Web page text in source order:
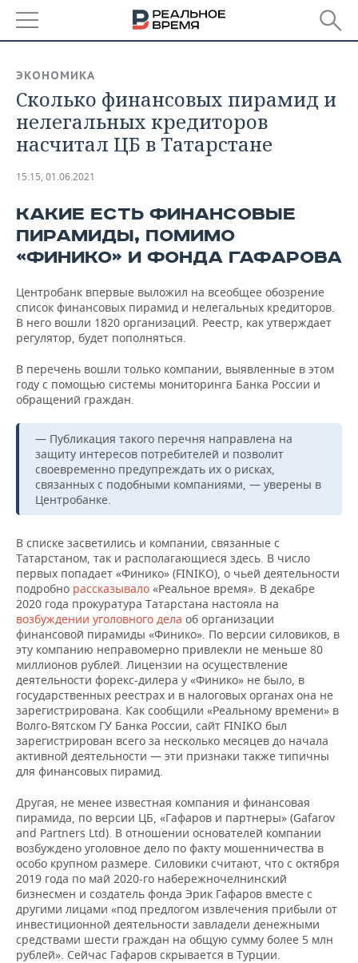
БАШКОРТОСТАН
ТАТАРСТАН
НОВОСТИ
АНАЛИТИКА
ДЕКЛАРАЦИИ О ДОХОДАХ
КОРОЛИ ГОСЗАКАЗА ПФО
КОМУ ПРИНАДЛЕЖАТ
ТОРГОВЫЕ ЦЕНТРЫ
ТАТАРСТАНА
НОВОСТИ ЭКОНОМИКИ
ФИНАНСЫ
БЮДЖЕТ
ПРОМЫШЛЕННОСТЬ
НОВОСТИ
ПРОМЫШЛЕННОСТИ
АГРОПРОМ
МАШИНОСТРОЕНИЕ
НЕФТЕХИМИЯ
НЕФТЬ
ОПК
ЭНЕРГЕТИКА
НЕДВИЖИМОСТЬ
НОВОСТИ АВТО
БИЗНЕС
РОЗНИЧНАЯ ТОРГОВЛЯ
ТРАНСПОРТ
УСЛУГИ
НОВОСТИ ТЕХНОЛОГИЙ
IT
МЕДИА
ТЕЛЕКОММУНИКАЦИИ
МЕРОПРИЯТИЯ
НОВОСТИ МЕРОПРИЯТИЙ
ВЫЕЗДНАЯ РЕДАКЦИЯ
БИЗНЕС-БРАНЧИ
ONLINE-КОНФЕРЕНЦИИ
ОТКРЫТАЯ ЛЕКЦИЯ
СПОРТ
НОВОСТИ СПОРТА
ФУТБОЛ
ХОККЕЙ
БАСКЕТБОЛ
ВОЛЕЙБОЛ
КИБЕРСПОРТ
ФИГУРНОЕ КАТАНИЕ
ВОДНЫЕ ВИДЫ СПОРТА
ХОККЕЙ С МЯЧОМ
ОБЩЕСТВО
НОВОСТИ ОБЩЕСТВА
ВЛАСТЬ
ИНФРАСТРУКТУРА
ИСТОРИЯ
КУЛЬТУРА
МЕДИЦИНА
ОБРАЗОВАНИЕ
ПРОИСШЕСТВИЯ
ФОТОГАЛЕРЕЯ
СЮЖЕТЫ
СПРАВОЧНИК
СПИСОК ПЕРСОН
СПИСОК КОМПАНИЙ
ПОЛНАЯ ВЕРСИЯ
ЭКОНОМИКА
Сколько финансовых пирамид и
нелегальных кредиторов
насчитал ЦБ в Татарстане
15:15, 01.06.2021
КАКИЕ ЕСТЬ ФИНАНСОВЫЕ
ПИРАМИДЫ, ПОМИМО
«ФИНИКО» И ФОНДА ГАФАРОВА
Центробанк впервые выложил на всеобщее обозрение
список финансовых пирамид и нелегальных кредиторов.
В него вошли 1820 организаций. Реестр, как утверждает
регулятор, будет пополняться.
В перечень вошли только компании, выявленные в этом
году с помощью системы мониторинга Банка России и
обращений граждан.
— Публикация такого перечня направлена на
защиту интересов потребителей и позволит
своевременно предупреждать их о рисках,
связанных с подобными компаниями, — уверены в
Центробанке.
В списке засветились и компании, связанные с
Татарстаном, так и располагающиеся здесь. В число
первых попадает «Финико» (FINIKO), о чьей деятельности
подробно рассказывало «Реальное время». В декабре
2020 года прокуратура Татарстана настояла на
возбуждении уголовного дела об организации
финансовой пирамиды «Финико». По версии силовиков, в
эту компанию неправомерно привлекли не меньше 80
миллионов рублей. Лицензии на осуществление
деятельности форекс-дилера у «Финико» не было, в
государственных реестрах и в налоговых органах она не
зарегистрирована. Как сообщили «Реальному времени» в
Волго-Вятском ГУ Банка России, сайт FINIKO был
зарегистрирован всего за несколько месяцев до начала
активной деятельности — эти признаки также типичны
для финансовых пирамид.
Другая, не менее известная компания и финансовая
пирамида, по версии ЦБ, «Гафаров и партнеры» (Gafarov
and Partners Ltd). В отношении основателей компании
возбуждено уголовное дело по факту мошенничества в
особо крупном размере. Силовики считают, что с октября
2019 года по май 2020-го набережночелнинский
бизнесмен и создатель фонда Эрик Гафаров вместе с
другими лицами «под предлогом извлечения прибыли от
инвестиционной деятельности завладели денежными
средствами шести граждан на общую сумму более 5 млн
рублей». Сейчас Гафаров скрывается в Турции.